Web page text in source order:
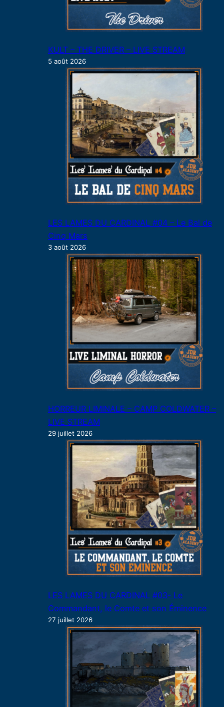
KULT – THE DRIVER – LIVE STREAM
5 août 2026
LES LAMES DU CARDINAL #04 – Le Bal de
Cinq Mars
3 août 2026
HORREUR LIMINALE – CAMP COLDWATER –
LIVE STREAM
29 juillet 2026
LES LAMES DU CARDINAL #03- Le
Commandant, le Comte et son Éminence
27 juillet 2026